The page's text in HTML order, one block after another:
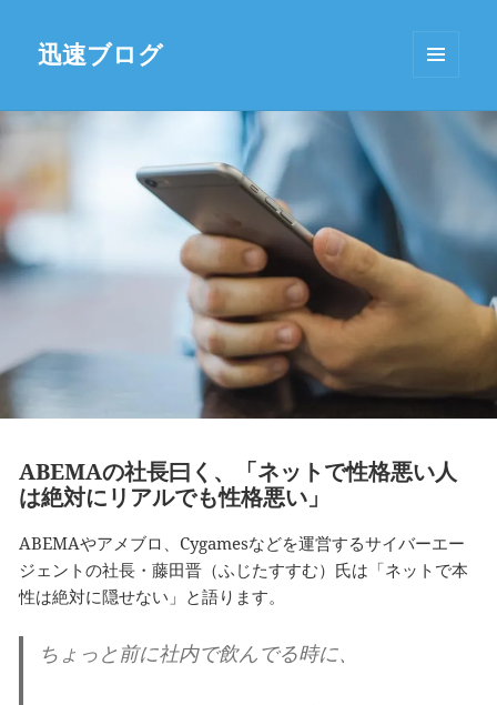
迅速ブログ
ABEMAの社長曰く、「ネットで性格悪い人
は絶対にリアルでも性格悪い」
ABEMAやアメブロ、Cygamesなどを運営するサイバーエー
ジェントの社長・藤田晋（ふじたすすむ）氏は「ネットで本
性は絶対に隠せない」と語ります。
ちょっと前に社内で飲んでる時に、